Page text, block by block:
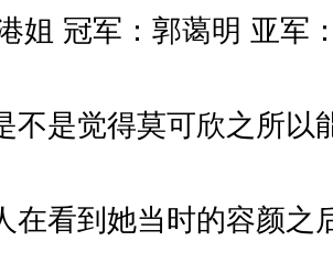
冠军：郭蔼明 亚军
是觉得莫可欣之所以
看到她当时的容颜之